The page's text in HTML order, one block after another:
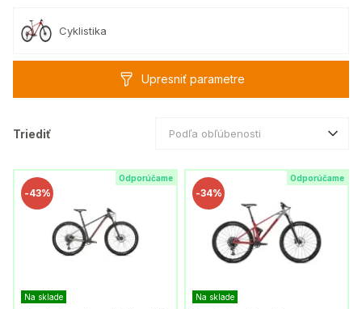
Cyklistika
Upresniť parametre
Triediť Podľa obľúbenosti
Odporúčame
-43%
Na sklade
Odporúčame
-34%
Na sklade